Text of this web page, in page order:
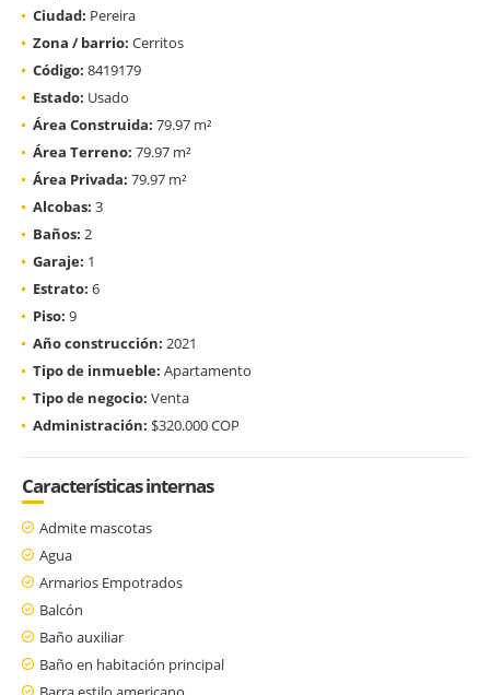
Ciudad: Pereira
Zona / barrio: Cerritos
Código: 8419179
Estado: Usado
Área Construida: 79.97 m²
Área Terreno: 79.97 m²
Área Privada: 79.97 m²
Alcobas: 3
Baños: 2
Garaje: 1
Estrato: 6
Piso: 9
Año construcción: 2021
Tipo de inmueble: Apartamento
Tipo de negocio: Venta
Administración: $320.000 COP
Características internas
Admite mascotas
Agua
Armarios Empotrados
Balcón
Baño auxiliar
Baño en habitación principal